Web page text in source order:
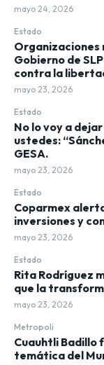
mayo 24, 2026
Estado
Organizaciones
Gobierno de
contra la
mayo 23, 2026
Estado
No lo voy a
ustedes:
GESA.
mayo 23, 2026
Estado
Coparmex
inversiones y
mayo 23, 2026
Estado
Rita Rodríguez
que la
mayo 23, 2026
Metropoli
Cuauhtli Badillo
temática del